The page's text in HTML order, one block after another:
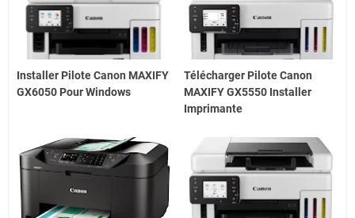
Installer Pilote Canon MAXIFY
GX6050 Pour Windows
Télécharger Pilote Canon
MAXIFY GX5550 Installer
Imprimante